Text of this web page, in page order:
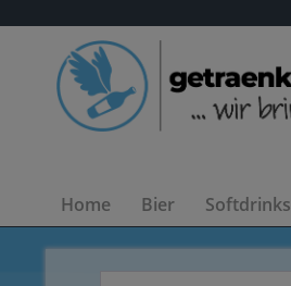
Home Bier Softdrinks